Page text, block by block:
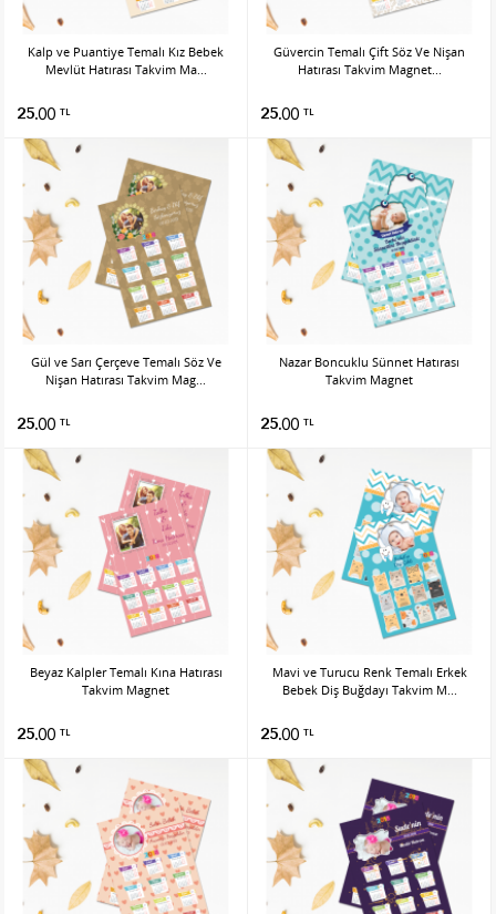
Kalp ve Puantiye Temalı Kız Bebek
Mevlüt Hatırası Takvim Ma...
25.00 TL
Güvercin Temalı Çift Söz Ve Nişan
Hatırası Takvim Magnet...
25.00 TL
Gül ve Sarı Çerçeve Temalı Söz Ve
Nişan Hatırası Takvim Mag...
25.00 TL
Nazar Boncuklu Sünnet Hatırası
Takvim Magnet
25.00 TL
Beyaz Kalpler Temalı Kına Hatırası
Takvim Magnet
25.00 TL
Mavi ve Turucu Renk Temalı Erkek
Bebek Diş Buğdayı Takvim M...
25.00 TL